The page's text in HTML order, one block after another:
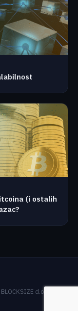
(i ostalih
d.o.o. |